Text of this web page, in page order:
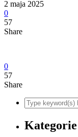
2 maja 2025
0
57
Share
0
57
Share
Kategorie